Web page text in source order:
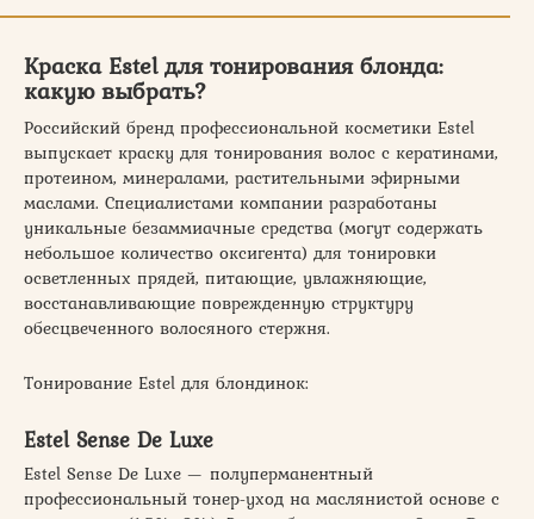
Краска Estel для тонирования блонда:
какую выбрать?
Российский бренд профессиональной косметики Estel
выпускает краску для тонирования волос с кератинами,
протеином, минералами, растительными эфирными
маслами. Специалистами компании разработаны
уникальные безаммиачные средства (могут содержать
небольшое количество оксигента) для тонировки
осветленных прядей, питающие, увлажняющие,
восстанавливающие поврежденную структуру
обесцвеченного волосяного стержня.
Тонирование Estel для блондинок:
Estel Sense De Luxe
Estel Sense De Luxe — полуперманентный
профессиональный тонер-уход на маслянистой основе с